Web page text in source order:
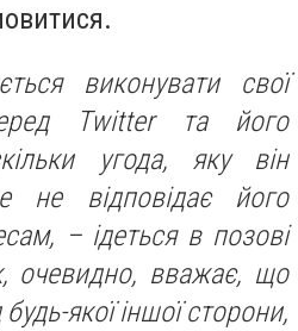
виконувати свої
Twitter та його
угода, яку він
не відповідає його
– ідеться в позові
очевидно, вважає, що
будь-якої іншої сторони,